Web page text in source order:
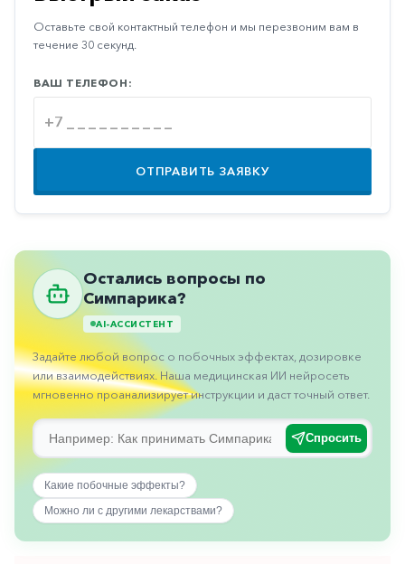
Неврологические
Остеопороз
Паркинсон
Противовирусные
Противовоспалительные
Противоопухолевые
Противоподагрические
Противорвотные
Противоэпилептические
Прочее
Сердечные
Сосудистые
Тромбозы
Оставьте свой контактный телефон и мы перезвоним вам в
течение 30 секунд.
ВАШ ТЕЛЕФОН:
ОТПРАВИТЬ ЗАЯВКУ
Остались вопросы по
Симпарика?
AI-АССИСТЕНТ
Задайте любой вопрос о побочных эффектах, дозировке
или взаимодействиях. Наша медицинская ИИ нейросеть
мгновенно проанализирует инструкции и даст точный ответ.
Спросить
Какие побочные эффекты?
Можно ли с другими лекарствами?